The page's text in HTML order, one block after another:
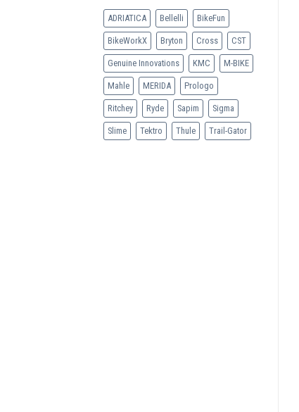
ADRIATICA Bellelli BikeFun
BikeWorkX Bryton Cross CST
Genuine Innovations KMC M-BIKE
Mahle MERIDA Prologo
Ritchey Ryde Sapim Sigma
Slime Tektro Thule Trail-Gator